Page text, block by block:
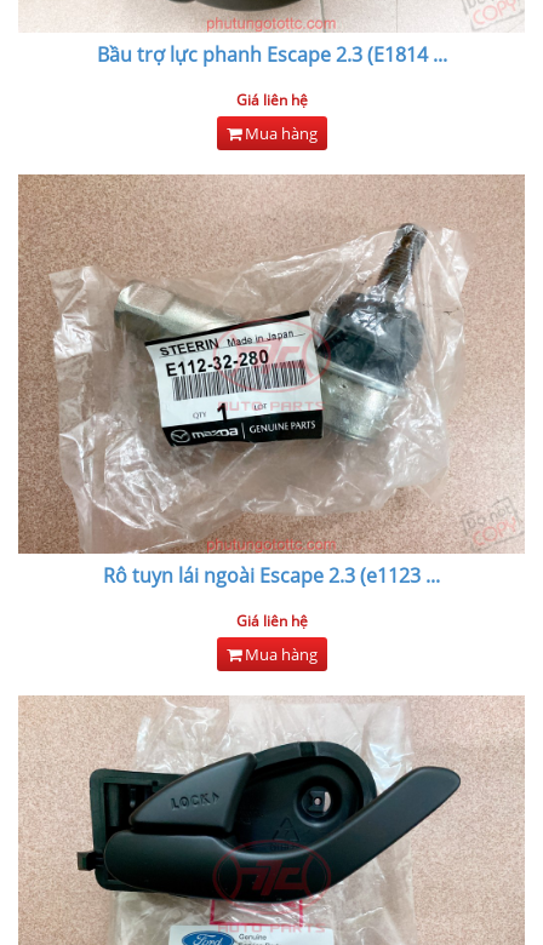
Bầu trợ lực phanh Escape 2.3 (E1814...
Giá liên hệ
Mua hàng
Rô tuyn lái ngoài Escape 2.3 (e1123 ...
Giá liên hệ
Mua hàng